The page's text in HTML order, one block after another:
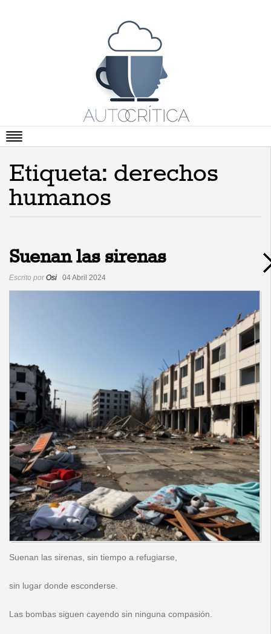
Artículos
Etiqueta: derechos
humanos
Suenan las sirenas
Escrito porOsi 04 Abril 2024
Suenan las sirenas, sin tiempo a refugiarse,
sin lugar donde esconderse.
Las bombas siguen cayendo sin ninguna compasión.